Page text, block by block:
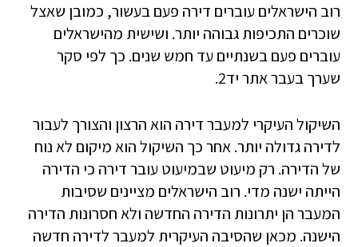
רוב הישראלים עוברים דירה פעם בעשור, כמובן שאצל
שוכרים התכיפות גבוהה יותר. ושישית מהישראלים
עוברים פעם בשנתיים עד חמש שנים. כך לפי סקר
שערך בעבר אתר יד2.
השיקול העיקרי למעבר דירה הוא הרצון והצורך לעבור
לדירה גדולה יותר. אחר כך השיקול הוא מיקום לא נוח
של הדירה. רק מיעוט שבמיעוט עובר דירה כי הדירה
הייתה ישנה מדי. רוב הישראלים מציינים שסיבות
המעבר הן יתרונות הדירה החדשה ולא חסרונות הדירה
הישנה. מכאן שהסיבה העיקרית למעבר לדירה חדשה